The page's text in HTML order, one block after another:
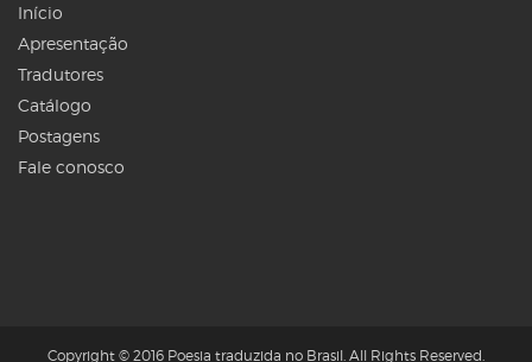
Início
Apresentação
Tradutores
Catálogo
Postagens
Fale conosco
Copyright © 2016 Poesia traduzida no Brasil. All Rights Reserved.